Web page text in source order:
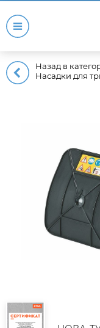
Назад в
Насадки для